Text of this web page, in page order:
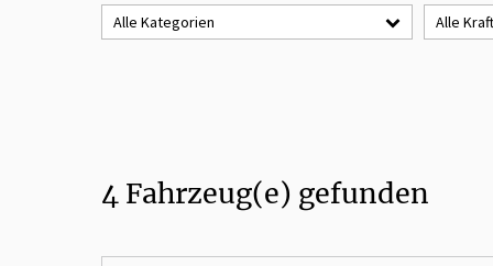
Alle Kategorien Alle
4 Fahrzeug(e) gefunden